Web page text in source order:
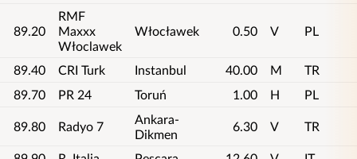
89.20
RMF
Maxxx
Włoclawek
Włocławek 0.50 V PL
89.40 CRI Turk Instanbul 40.00 M
TR
89.70
PR 24 Toruń 1.00 H PL
89.80 Radyo 7
Ankara-
Dikmen
6.30 V TR